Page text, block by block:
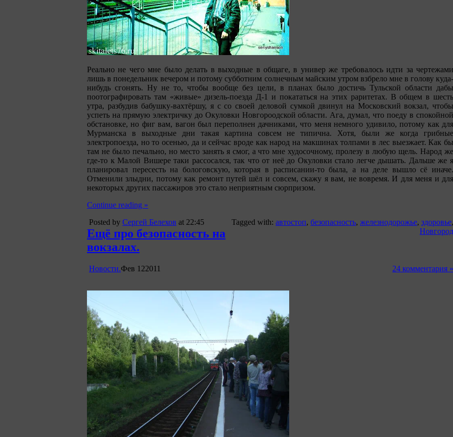
Реально не чего мне было делать в выходные в общаге, в универ же требовалось идти за чертежами
лишь в понедельник вечером и потому субботним солнечным майским утром взбрело мне в голову куда-
нибудь сгонять. Ну не то, чтобы вообще без цели, в планах было достичь Тульской области дабы
поотографировать там «живые» дизель-поезда Д-1 и покататься на этих раритетах. В общем в шесть
утра, разбудив бабушку-вахтёршу, я с со своей деловой сумкой двинул на Московский вокзал, чтобы
успеть на прямую электричку до Окуловки Новгороодской области. Ага, думал, что поеду в спокойной
обстановке, но фиг вам, вагон был переполнен дачниками, что меня немного удивило, потому как для
Мурманска в выходные дни такая картина совсем не типична. Хотя, были же когда грибные
электропоезда, но то осенью, да и сейчас вроде как народ на макшинах толпами в лес выезжает. Как бы
там не было печально, но место занять я смог, а что мне худосочному, пролезу в любую щель. Народ же
где-то к Малой Вишере таки рассосался, так что от неё до Окуловки стало легче дышать. Дальше же я
планировал пересесть на бологовскую, которая в расписании-то была, а на деле вышло сё иначе.
Отменили злыдни, потому как ремонт путей шёл и совсем, скажу я вам, не вовремя. И для меня и для
некоторых других пассажиров это стало неприятным сюрпризом.
Continue reading »
Posted by Сергей Белехов at 22:45 Tagged with: автостоп, безопасность, железнодорожье, здоровье,
Новгород
Ещё про безопасность на
вокзалах.
Новости. 24 комментария »
Фев 122011